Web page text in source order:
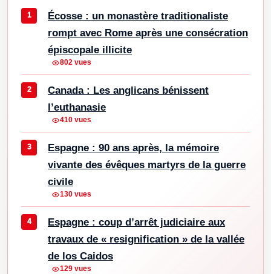
Écosse : un monastère traditionaliste
rompt avec Rome après une consécration
épiscopale illicite
802 vues
Canada : Les anglicans bénissent
l’euthanasie
410 vues
Espagne : 90 ans après, la mémoire
vivante des évêques martyrs de la guerre
civile
130 vues
Espagne : coup d’arrêt judiciaire aux
travaux de « resignification » de la vallée
de los Caidos
129 vues